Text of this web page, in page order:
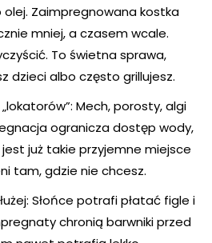
olej. Zaimpregnowana kostka
mniej, a czasem wcale.
To świetna sprawa,
dzieci albo często grillujesz.
Mech, porosty, algi
ogranicza dostęp wody,
już takie przyjemne miejsce
tam, gdzie nie chcesz.
Słońce potrafi płatać figle i
chronią barwniki przed